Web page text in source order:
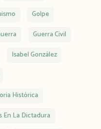
Golpe
Guerra Civil
Isabel González
Histórica
En La Dictadura